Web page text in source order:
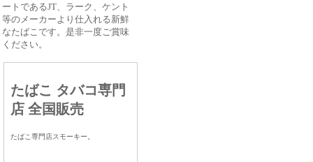
ートであるJT、ラーク、ケント
等のメーカーより仕入れる新鮮
なたばこです。是非一度ご賞味
ください。
たばこ タバコ専門
店 全国販売
たばこ専門店スモーキー。